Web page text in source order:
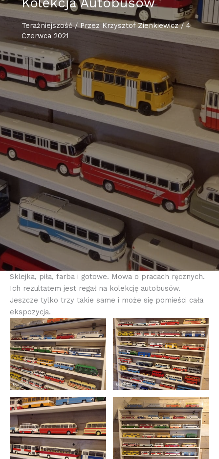
Teraźniejszość/ Przez Krzysztof Zienkiewicz/4
Czerwca 2021
Sklejka, piła, farba i gotowe. Mowa o pracach ręcznych.
Ich rezultatem jest regał na kolekcję autobusów.
Jeszcze tylko trzy takie same i może się pomieści cała
ekspozycja.